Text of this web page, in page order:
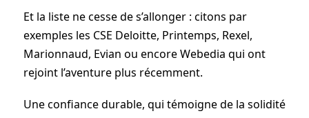
Et la liste ne cesse de s’allonger : citons par
exemples les CSE Deloitte, Printemps, Rexel,
Marionnaud, Evian ou encore Webedia qui ont
rejoint l’aventure plus récemment.
Une confiance durable, qui témoigne de la solidité